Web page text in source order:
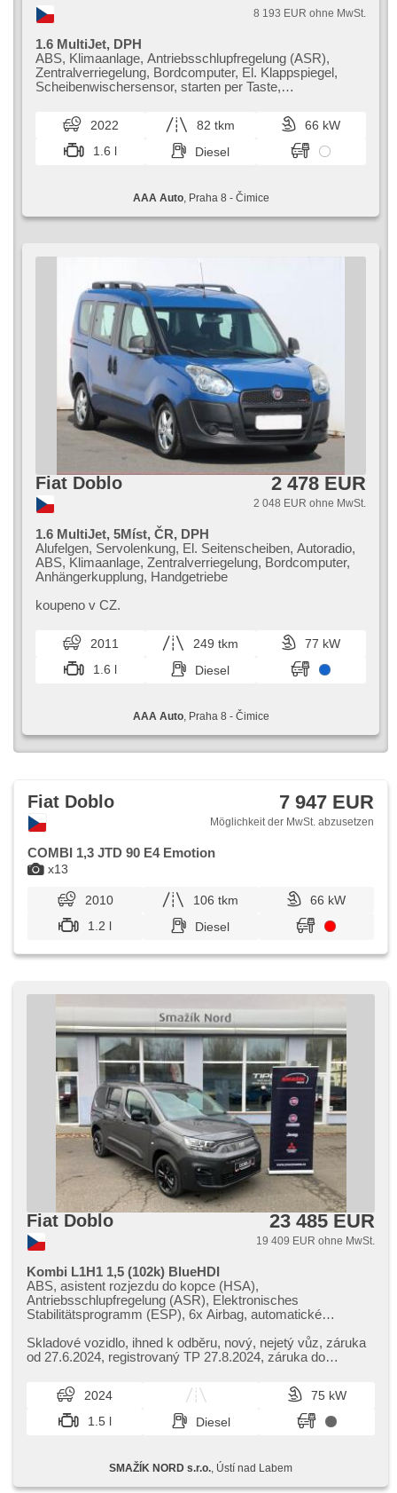
8 193 EUR ohne MwSt.
1.6 MultiJet, DPH
ABS, Klimaanlage, Antriebsschlupfregelung (ASR),
Zentralverriegelung, Bordcomputer, El. Klappspiegel,
Scheibenwischersensor, starten per Taste,
Seitenscheiben, Autoradio, Handgetriebe
2022 82 tkm
66 kW
1.6 l
Diesel
AAA Auto, Praha 8 - Čimice
Fiat Doblo 2 478 EUR
2 048 EUR ohne MwSt.
1.6 MultiJet, 5Míst, ČR, DPH
Alufelgen, Servolenkung, El. Seitenscheiben, Autoradio,
ABS, Klimaanlage, Zentralverriegelung, Bordcomputer,
Anhängerkupplung, Handgetriebe
koupeno v CZ.
2011 249 tkm
77 kW
1.6 l
Diesel
AAA Auto, Praha 8 - Čimice
x13
Fiat Doblo 7 947 EUR
Möglichkeit der MwSt. abzusetzen
COMBI 1,3 JTD 90 E4 Emotion
2010 106 tkm
66 kW
1.2 l
Diesel
Fiat Doblo 23 485 EUR
19 409 EUR ohne MwSt.
Kombi L1H1 1,5 (102k) BlueHDI
ABS, asistent rozjezdu do kopce (HSA),
Antriebsschlupfregelung (ASR), Elektronisches
Stabilitätsprogramm (ESP), 6x Airbag, automatické
Funkfernbedienung, Zentralverriegelung, täglich Leuchten,
Lenkrad einstellbar, El. Vorderscheiben, El. Spiegel, beheizte
Geschwindigkeitsgänge, Handgetriebe, Bordcomputer,
Servolenkung, Nebelscheinwerfer, Autoradio, Bluetooth,
digitální příjem rádia (DAB), hands free, USB,
Außenthermometer, Scheibenwischersensor, Lichtsensor,
Fahrersitz, parkovací senzory zadní, Heckscheibenwischer,
Alufelgen, Android Auto, Apple CarPlay, Blind Spot Anzeige,
Skladové vozidlo,​ ihned k odběru,​ nový,​ nejetý vůz,​ záruka
od 27.6.2024,​ registrovaný TP 27.8.2024,​ záruka do
2024
75 kW
1.5 l
Diesel
SMAŽÍK NORD s.r.o. , Ústí nad Labem